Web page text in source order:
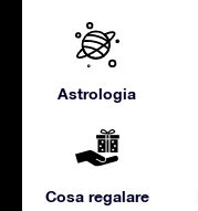
Astrologia
Cosa regalare